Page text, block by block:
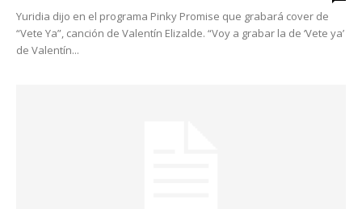
Yuridia dijo en el programa Pinky Promise que grabará cover de
“Vete Ya”, canción de Valentín Elizalde. “Voy a grabar la de ‘Vete ya’
de Valentín...